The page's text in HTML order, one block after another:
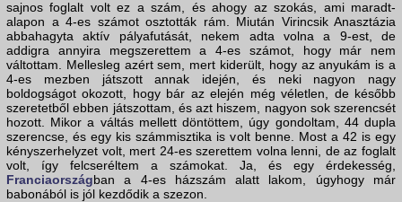
sajnos foglalt volt ez a szám, és ahogy az szokás, ami maradt-
alapon a 4-es számot osztották rám. Miután Virincsik Anasztázia
abbahagyta aktív pályafutását, nekem adta volna a 9-est, de
addigra annyira megszerettem a 4-es számot, hogy már nem
váltottam. Mellesleg azért sem, mert kiderült, hogy az anyukám is a
4-es mezben játszott annak idején, és neki nagyon nagy
boldogságot okozott, hogy bár az elején még véletlen, de később
szeretetből ebben játszottam, és azt hiszem, nagyon sok szerencsét
hozott. Mikor a váltás mellett döntöttem, úgy gondoltam, 44 dupla
szerencse, és egy kis számmisztika is volt benne. Most a 42 is egy
kényszerhelyzet volt, mert 24-es szerettem volna lenni, de az foglalt
volt, így felcseréltem a számokat. Ja, és egy érdekesség,
Franciaországban a 4-es házszám alatt lakom, úgyhogy már
babonából is jól kezdődik a szezon.